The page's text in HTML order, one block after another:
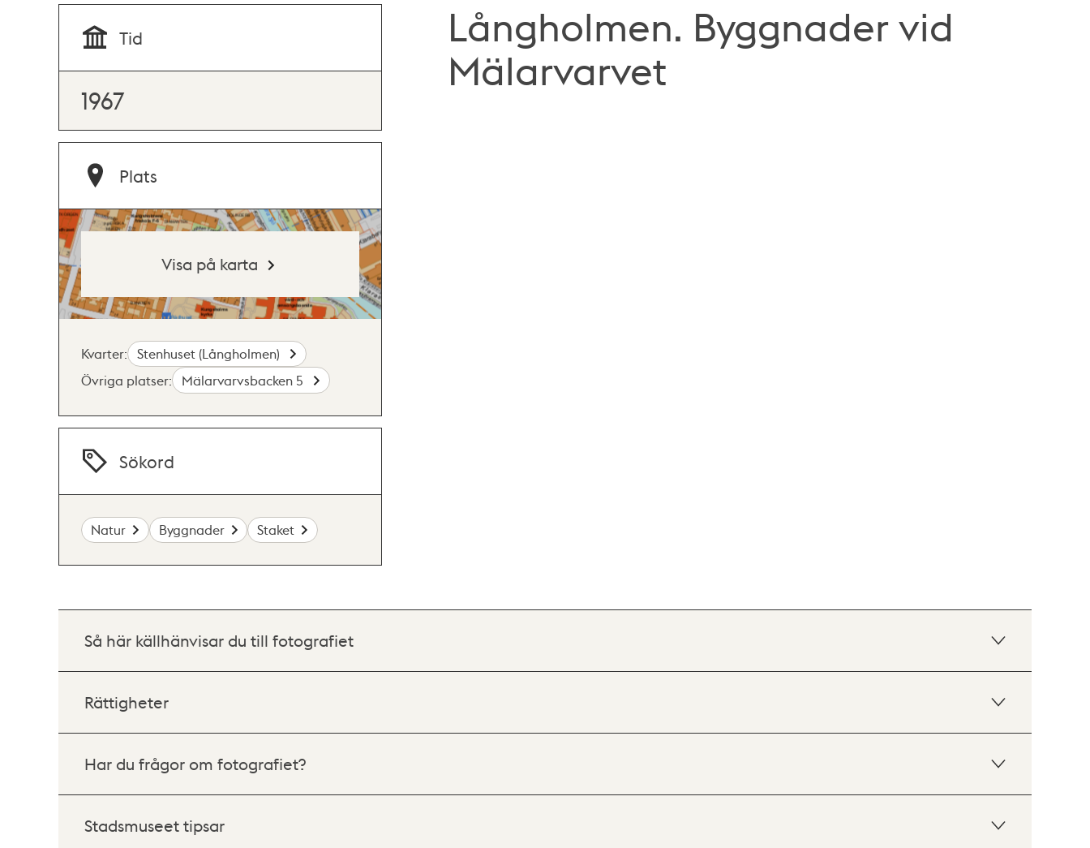
Långholmen. Byggnader vid
Mälarvarvet
Tid
1967
Plats
Visa på karta
Kvarter:
Stenhuset (Långholmen)
Övriga platser:
Mälarvarvsbacken 5
Sökord
Natur Byggnader Staket
Så här källhänvisar du till fotografiet
Rättigheter
Har du frågor om fotografiet?
Stadsmuseet tipsar